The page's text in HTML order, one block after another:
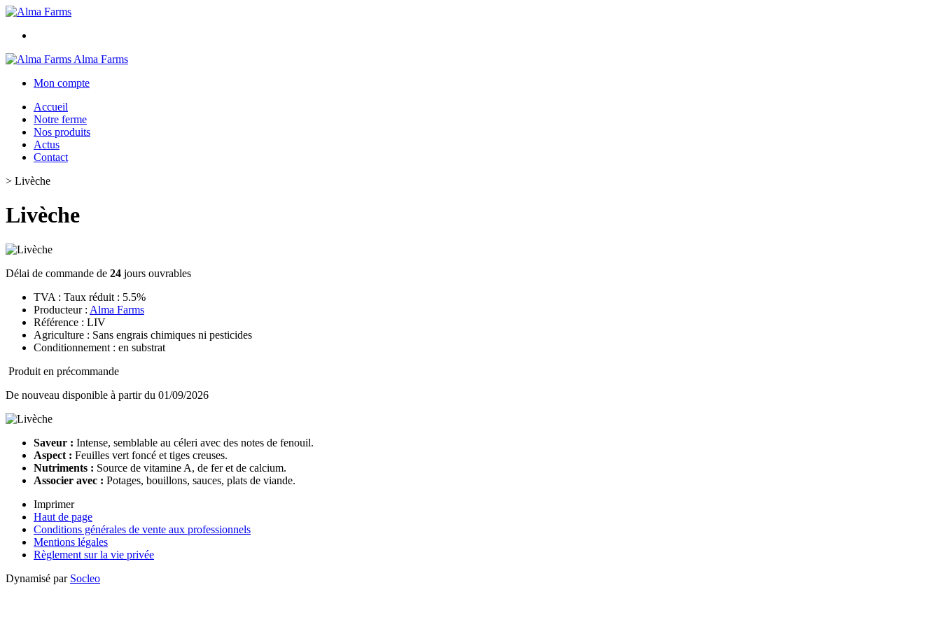
Alma Farms
Mon compte
Accueil
Notre ferme
Nos produits
Actus
Contact
> Livèche
Livèche
Délai de commande de 24 jours ouvrables
TVA : Taux réduit : 5.5%
Producteur : Alma Farms
Référence : LIV
Agriculture : Sans engrais chimiques ni pesticides
Conditionnement : en substrat
Produit en précommande
De nouveau disponible à partir du 01/09/2026
Saveur : Intense, semblable au céleri avec des notes de fenouil.
Aspect : Feuilles vert foncé et tiges creuses.
Nutriments : Source de vitamine A, de fer et de calcium.
Associer avec : Potages, bouillons, sauces, plats de viande.
Imprimer
Haut de page
Conditions générales de vente aux professionnels
Mentions légales
Règlement sur la vie privée
Dynamisé par Socleo